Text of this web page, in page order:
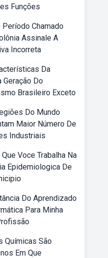
Funções
Período Chamado
Assinale A
Incorreta
Da
Geração Do
Brasileiro Exceto
Do Mundo
Maior Número De
Industriais
Voce Trabalha Na
Epidemiologica De
Do Aprendizado
Para Minha
Químicas São
Em Que